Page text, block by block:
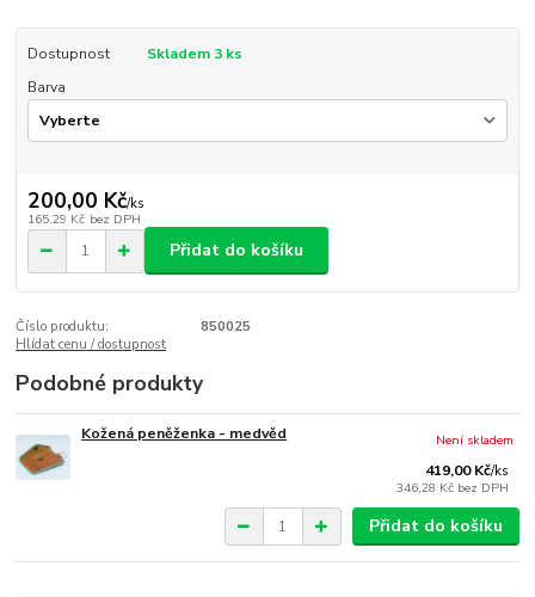
Dostupnost
Skladem 3 ks
Barva
200,00 Kč/ks
165,29 Kč bez DPH
Přidat do košíku
Číslo produktu:
850025
Hlídat cenu / dostupnost
Podobné produkty
Kožená peněženka - medvěd
419,00 Kč/ks
346,28 Kč bez DPH
Není skladem
Přidat do košíku